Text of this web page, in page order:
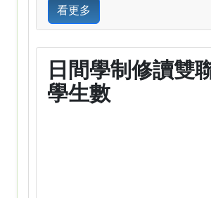
看更多
日間學制修讀雙
學生數